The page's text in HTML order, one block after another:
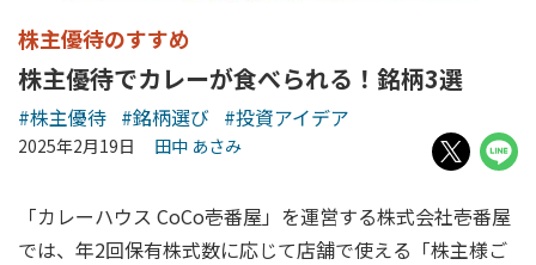
株主優待のすすめ
株主優待でカレーが食べられる！銘柄3選
#株主優待 #銘柄選び #投資アイデア
2025年2月19日 田中 あさみ
「カレーハウス CoCo壱番屋」を運営する株式会社壱番屋
では、年2回保有株式数に応じて店舗で使える「株主様ご